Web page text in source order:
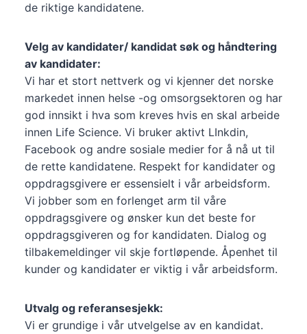
de riktige kandidatene.
Velg av kandidater/ kandidat søk og håndtering
av kandidater:
Vi har et stort nettverk og vi kjenner det norske
markedet innen helse -og omsorgsektoren og har
god innsikt i hva som kreves hvis en skal arbeide
innen Life Science. Vi bruker aktivt LInkdin,
Facebook og andre sosiale medier for å nå ut til
de rette kandidatene. Respekt for kandidater og
oppdragsgivere er essensielt i vår arbeidsform.
Vi jobber som en forlenget arm til våre
oppdragsgivere og ønsker kun det beste for
oppdragsgiveren og for kandidaten. Dialog og
tilbakemeldinger vil skje fortløpende. Åpenhet til
kunder og kandidater er viktig i vår arbeidsform.
Utvalg og referansesjekk:
Vi er grundige i vår utvelgelse av en kandidat.